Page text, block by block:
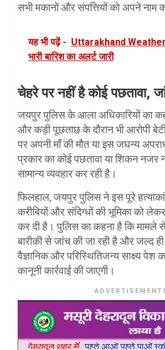
सभी मकानों और संपत्तियों को अपने नाम
यह भी पढ़ें - Uttarakhand
भारी बारिश का अलर्ट जारी
चेहरे पर नहीं है कोई पछतावा,
जयपुर पुलिस के आला अधिकारियों का
और कड़ी पूछताछ के दौरान भी आरोपी
पर अपनी माँ की मौत या इस जघन्य
प्रकार का कोई पछतावा या शिकन
सामान्य व्यवहार कर रही है।
फिलहाल, जयपुर पुलिस ने इस पूरे
करीबियों और संदिग्धों की भूमिका को
कर दी है। पुलिस का कहना है कि मामले
बारीकी से जांच की जा रही है और जल्द
वैज्ञानिक और परिस्थितिजन्य साक्ष्य
कानूनी कार्रवाई की जाएगी।